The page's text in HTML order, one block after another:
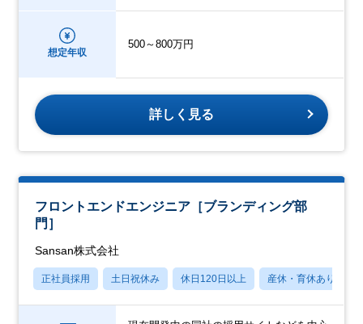
想定年収
500～800万円
詳しく見る
フロントエンドエンジニア［ブランディング部
門］
Sansan株式会社
正社員採用 土日祝休み 休日120日以上 産休・育休あり